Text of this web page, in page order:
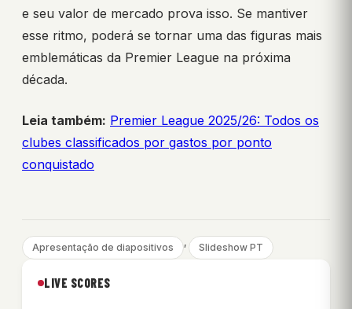
e seu valor de mercado prova isso. Se mantiver
esse ritmo, poderá se tornar uma das figuras mais
emblemáticas da Premier League na próxima
década.
Leia também: Premier League 2025/26: Todos os
clubes classificados por gastos por ponto
conquistado
Apresentação de diapositivos , Slideshow PT
LIVE SCORES